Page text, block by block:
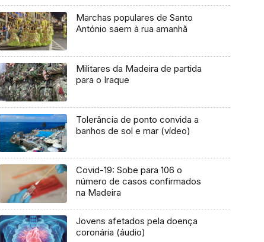
Marchas populares de Santo
António saem à rua amanhã
Militares da Madeira de partida
para o Iraque
Tolerância de ponto convida a
banhos de sol e mar (vídeo)
Covid-19: Sobe para 106 o
número de casos confirmados
na Madeira
Jovens afetados pela doença
coronária (áudio)